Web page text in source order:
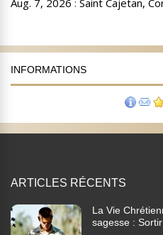
INFORMATIONS
ARTICLES RÉCENTS
La Vie
sagesse :